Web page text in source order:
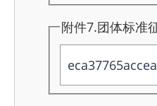
附件7.团体标准